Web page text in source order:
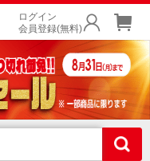
ログイン
会員登録(無料)